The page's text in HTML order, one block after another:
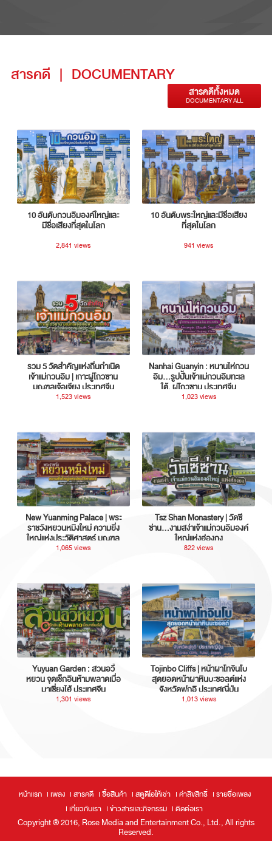
สารคดี | DOCUMENTARY
สารคดีทั้งหมด
DOCUMENTARY ALL
10 อันดับกวนอิมองค์ใหญ่และ
มีชื่อเสียงที่สุดในโลก
2,841 views
10 อันดับพระใหญ่และมีชื่อเสียง
ที่สุดในโลก
941 views
รวม 5 วัดสำคัญแห่งถิ่นกำเนิด
เจ้าแม่กวนอิม | เกาะผู่โถวซาน
มณฑลเจ้อเจียง ประเทศจีน
1,523 views
Nanhai Guanyin : หนานไห่กวน
อิม...รูปปั้นเจ้าแม่กวนอิมทะเล
ใต้, ผู่โถวซาน ประเทศจีน
1,023 views
New Yuanming Palace | พระ
ราชวังหยวนหมิงใหม่ ความยิ่ง
ใหญ่แห่งประวัติศาสตร์ มณฑล
กวางตุ้ง ประเทศจีน
1,065 views
Tsz Shan Monastery | วัดซี
ซ่าน…งามสง่าเจ้าแม่กวนอิมองค์
ใหญ่แห่งฮ่องกง
822 views
Yuyuan Garden : สวนอวี้
หยวน จุดเช็กอินห้ามพลาดเมื่อ
มาเซี่ยงไฮ้ ประเทศจีน
1,301 views
Tojinbo Cliffs | หน้าผาโทจินโบ
สุดยอดหน้าผาหินบะซอลต์แห่ง
จังหวัดฟุกุอิ ประเทศญี่ปุ่น
1,013 views
หน้าแรก เพลง สารคดี ซื้อสินค้า สตูดิโอให้เช่า ค่าลิขสิทธิ์
รายชื่อเพลง
เกี่ยวกับเรา
ข่าวสารและกิจกรรม ติดต่อเรา
Copyright ® 2016, Rose Media and Entertainment Co., Ltd., All rights
Reserved.